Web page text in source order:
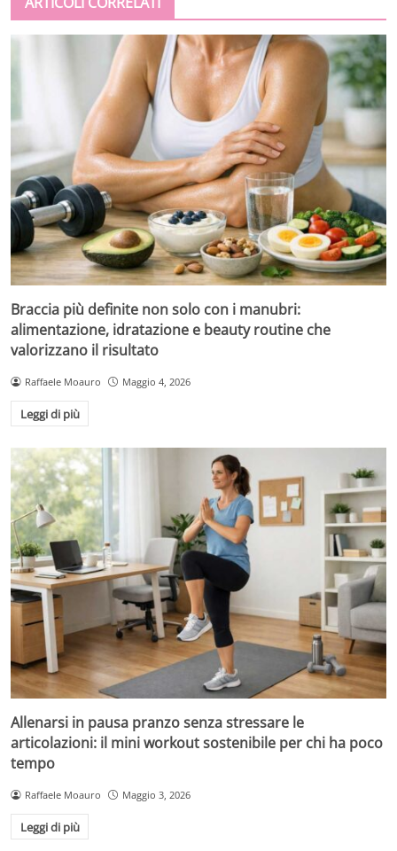
Braccia più definite non solo con i manubri:
alimentazione, idratazione e beauty routine che
valorizzano il risultato
Raffaele Moauro Maggio 4, 2026
Leggi di più
Allenarsi in pausa pranzo senza stressare le
articolazioni: il mini workout sostenibile per chi ha poco
tempo
Raffaele Moauro Maggio 3, 2026
Leggi di più